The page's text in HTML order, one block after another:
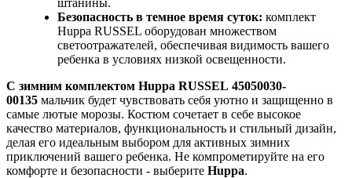
Безопасность в темное время суток: комплект
Huppa RUSSEL оборудован множеством
светоотражателей, обеспечивая видимость вашего
ребенка в условиях низкой освещенности.
С зимним комплектом Huppa RUSSEL 45050030-
00135 мальчик будет чувствовать себя уютно и защищенно в
самые лютые морозы. Костюм сочетает в себе высокое
качество материалов, функциональность и стильный дизайн,
делая его идеальным выбором для активных зимних
приключений вашего ребенка. Не компрометируйте на его
комфорте и безопасности - выберите Huppa.